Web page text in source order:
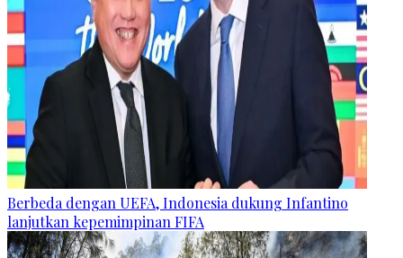
Berbeda dengan UEFA, Indonesia dukung Infantino
lanjutkan kepemimpinan FIFA